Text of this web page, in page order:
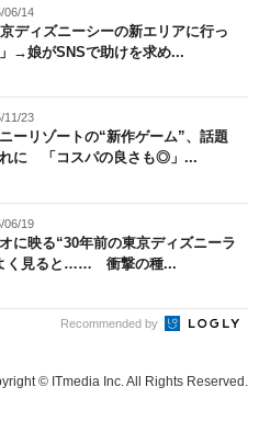
06/14
ディズニーシーの新エリアに行っ
→娘がSNSで助けを求め...
11/23
ーリゾートの“新作ゲーム”、話題
に 「コスパの良さも◎」...
06/19
に映る“30年前の東京ディズニーラ
く見ると…… 衝撃の種...
Recommended by
© ITmedia Inc. All Rights Reserved.